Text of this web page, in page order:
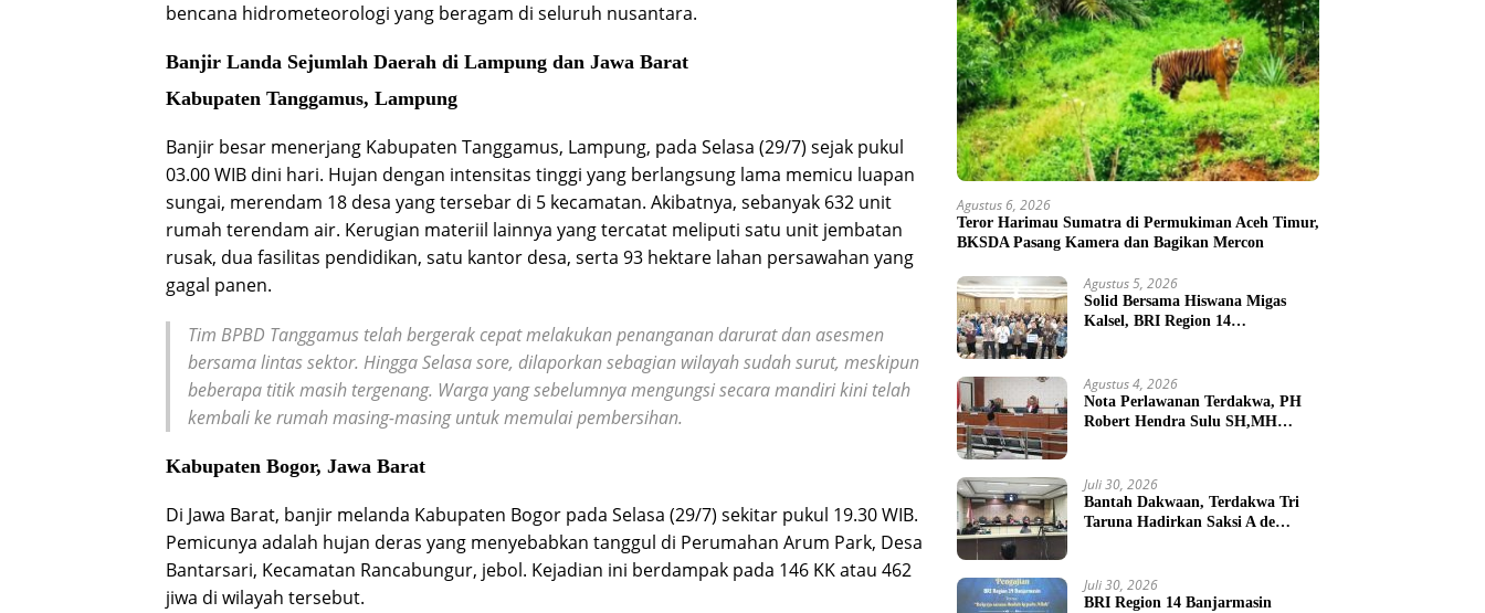
bencana hidrometeorologi yang beragam di seluruh nusantara.
Banjir Landa Sejumlah Daerah di Lampung dan Jawa Barat
Kabupaten Tanggamus, Lampung
Banjir besar menerjang Kabupaten Tanggamus, Lampung, pada Selasa (29/7) sejak pukul
03.00 WIB dini hari. Hujan dengan intensitas tinggi yang berlangsung lama memicu luapan
sungai, merendam 18 desa yang tersebar di 5 kecamatan. Akibatnya, sebanyak 632 unit
rumah terendam air. Kerugian materiil lainnya yang tercatat meliputi satu unit jembatan
rusak, dua fasilitas pendidikan, satu kantor desa, serta 93 hektare lahan persawahan yang
gagal panen.
Tim BPBD Tanggamus telah bergerak cepat melakukan penanganan darurat dan asesmen
bersama lintas sektor. Hingga Selasa sore, dilaporkan sebagian wilayah sudah surut, meskipun
beberapa titik masih tergenang. Warga yang sebelumnya mengungsi secara mandiri kini telah
kembali ke rumah masing-masing untuk memulai pembersihan.
Kabupaten Bogor, Jawa Barat
Di Jawa Barat, banjir melanda Kabupaten Bogor pada Selasa (29/7) sekitar pukul 19.30 WIB.
Pemicunya adalah hujan deras yang menyebabkan tanggul di Perumahan Arum Park, Desa
Bantarsari, Kecamatan Rancabungur, jebol. Kejadian ini berdampak pada 146 KK atau 462
jiwa di wilayah tersebut.
Agustus 6, 2026
Teror Harimau Sumatra di Permukiman Aceh Timur,
BKSDA Pasang Kamera dan Bagikan Mercon
Agustus 5, 2026
Solid Bersama Hiswana Migas
Kalsel, BRI Region 14
Agustus 4, 2026
Nota Perlawanan Terdakwa, PH
Robert Hendra Sulu SH,MH
Juli 30, 2026
Bantah Dakwaan, Terdakwa Tri
Taruna Hadirkan Saksi A de
Juli 30, 2026
BRI Region 14 Banjarmasin